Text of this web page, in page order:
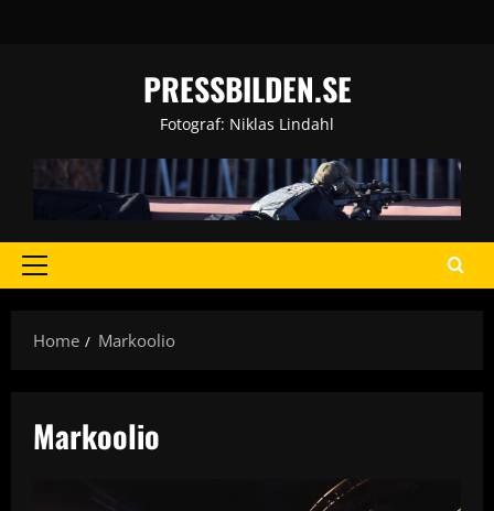
PRESSBILDEN.SE
Fotograf: Niklas Lindahl
Primary
Home
Markoolio
Markoolio